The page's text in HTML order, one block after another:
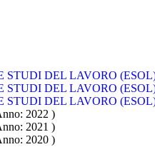
DEL LAVORO
DEL LAVORO
DEL LAVORO
2022 )
2021 )
2020 )